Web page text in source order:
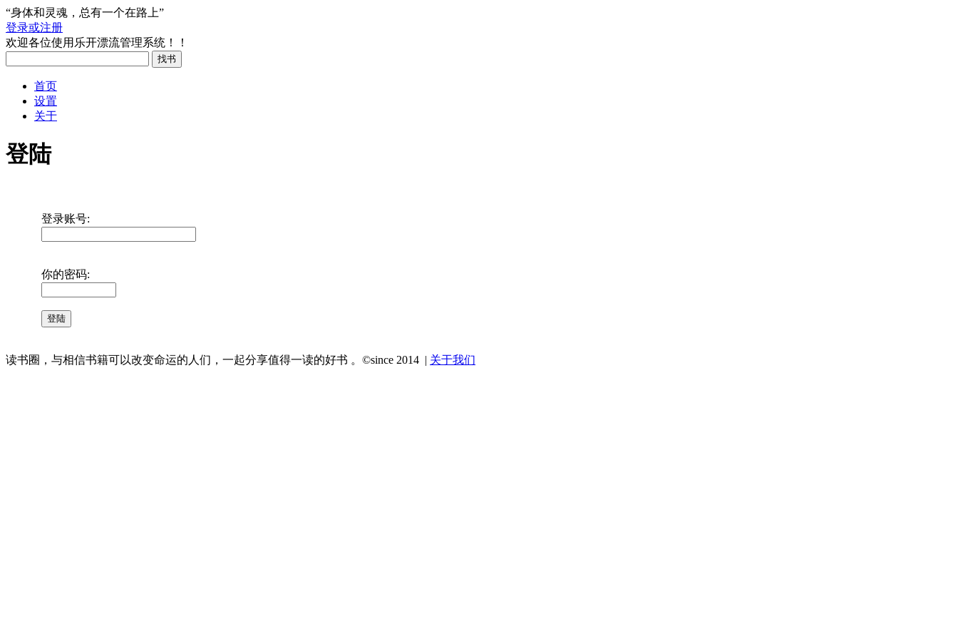
“身体和灵魂，总有一个在路上”
登录或注册
欢迎各位使用乐开漂流管理系统！！
首页
设置
关于
登陆
登录账号:
你的密码:
读书圈，与相信书籍可以改变命运的人们，一起分享值得一读的好书 。©since 2014 | 关于我们